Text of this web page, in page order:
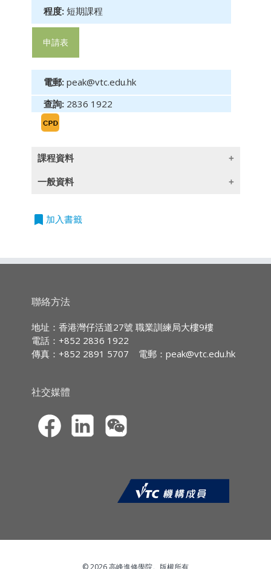
程度: 短期課程
申請表
電郵: peak@vtc.edu.hk
查詢: 2836 1922
課程資料
2. 理解客戶需求，尋求全贏方案
5. 掌握如何運用教練技術”Meta-Coaching”式銷
6. 管理和激勵銷售團隊，達致共同成功的目標
內容
1. Y世代的三大挑戰
a. 關係
b. 期望
c. 批判
2. Y世代的九大穴位
b. 配合價值觀的獎勵
c. 想像力與現實平衡
d. 待人待己的次序
一般資料
授課語言
持續專業進修
IA CPD Hours:
3
MPFA Non-core CPD Hours:
HKMA ECF CPD Hours 3
bookmark 加入書籤
聯絡方法
地址：香港灣仔活道27號 職業訓練局大樓9樓
電話：+852 2836 1922
傳真：+852 2891 5707
電郵： peak@vtc.edu.hk
社交媒體
© 2026 高峰進修學院。版權所有